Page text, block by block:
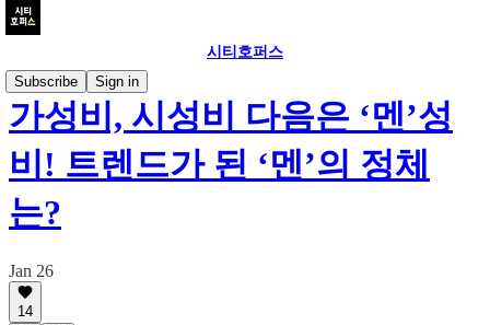
시티호퍼스
Subscribe
Sign in
가성비, 시성비 다음은 ‘멘’성
비! 트렌드가 된 ‘멘’의 정체
는?
Jan 26
14